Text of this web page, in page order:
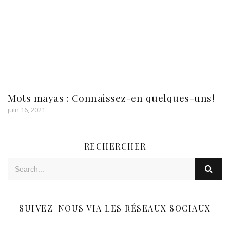
Mots mayas : Connaissez-en quelques-uns!
juin 16, 2021
RECHERCHER
SUIVEZ-NOUS VIA LES RÉSEAUX SOCIAUX